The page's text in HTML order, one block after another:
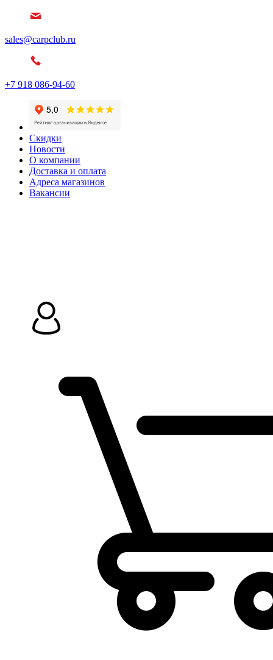
sales@carpclub.ru
+7 918 086-94-60
Скидки
Новости
О компании
Доставка и оплата
Адреса магазинов
Вакансии